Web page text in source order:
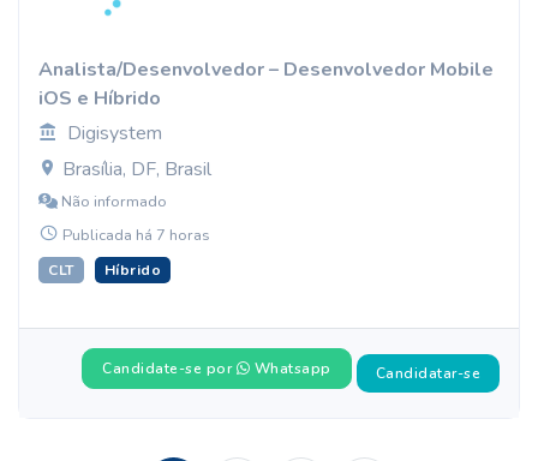
Analista/Desenvolvedor – Desenvolvedor Mobile
iOS e Híbrido
Digisystem
Brasília, DF, Brasil
Não informado
Publicada há 7 horas
CLT Híbrido
Candidate-se por Whatsapp Candidatar-se